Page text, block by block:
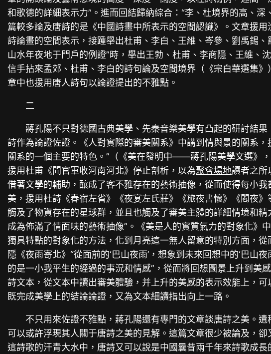
和歌德的詳細表示力”。進而回結歸納綜合：“李、杜境界的高、
篇較多論及唐詩的是《中國詩畫中所表示的空間認識》。文章援
詩論畫的空間表示，接踵舉出杜甫、李白、王維、岑參、劉禹錫
山水年夜地于門戶的例證”時，舉出王勃、杜甫、李商隱、王維
信手拈來孟郊、杜甫、李白的詩句論及空間境界（《宗白華選集
章中也援用唐人詩句以論證提出的不雅點。
二
蔣孔陽不只對德國古典美學、先秦音樂美學有凸起的研討結
詩作為論證佐證。《人對實際的審美關系》中講到情與景的關系
關系的一個主要的特色。”（《美在發明中——蔣孔陽美學文選》
援用杜甫《聞官軍收河南河北》停止剖析，以為聚會場地讀者之所
借著文學的輔助，釀成了客不雅存在的藝術抽像，從而使得每小
美，援用杜詩《春宿左省》《夜宴左氏莊》《旅夜書懷》《閣夜
觸及了物資存在的星球群，並且也觸及了審美主體的詳細情境和
成為佈滿了情面味的藝術抽像”。《美是人的實質氣力的對象化》
獨具特點的對象化的方法，化到月亮這一無人留意的特別方面，
隱《夜雨寄北》“從面前的‘巴山夜雨’，想象到未來回想中的‘巴山
的是一小我平生的經過的事況和情感”，從而將回想圖景上升到美
詩文本，從文本中讀出審美體驗，并上升的美感的表示效能上，
既完成美學上的結論論證，又為文本細讀指出向上一路。
不只用來佐證不雅點，蔣孔陽還有專門的文章談唐詩之美。
可以或許浮現其人關于唐詩之美的見解。這篇文章很少被論及，
這詩歌的汗青大水中，唐詩又可以說是中國曩昔兩千年來詩歌成